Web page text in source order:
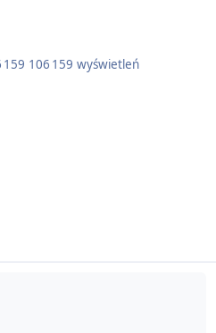
106 159 wyświetleń